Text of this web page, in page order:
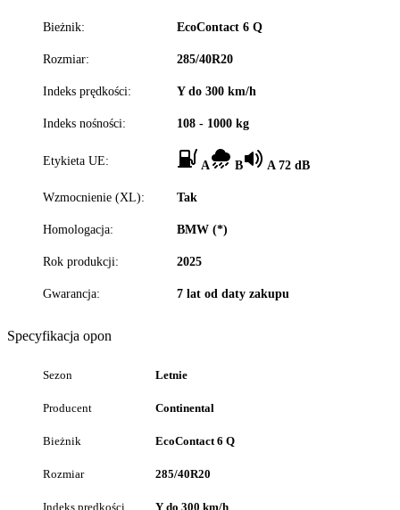
Bieżnik: EcoContact 6 Q
Rozmiar: 285/40R20
Indeks prędkości: Y do 300 km/h
Indeks nośności: 108 - 1000 kg
Etykieta UE: A B A 72 dB
Wzmocnienie (XL): Tak
Homologacja: BMW (*)
Rok produkcji: 2025
Gwarancja: 7 lat od daty zakupu
Specyfikacja opon
Sezon Letnie
Producent Continental
Bieżnik EcoContact 6 Q
Rozmiar 285/40R20
Indeks prędkości Y do 300 km/h